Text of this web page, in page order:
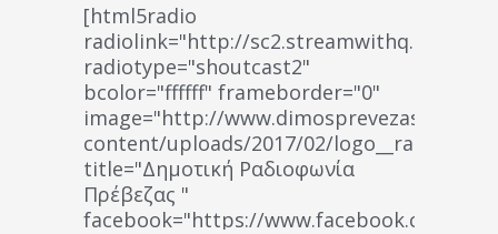
[html5radio
radiolink="http://
radiotype="shoutcast2"
bcolor="ffffff" frameborder="0"
image="http://www.dimosprevezas.gr/wp-
content/uploads/2017/02/
title="Δημοτική Ραδιοφωνία
Πρέβεζας "
facebook="https://www.facebook.com/